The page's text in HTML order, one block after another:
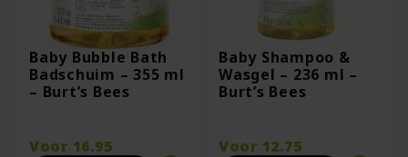
Baby Bubble Bath
Badschuim – 355 ml
– Burt’s Bees
Voor 16.95
Baby Shampoo &
Wasgel – 236 ml –
Burt’s Bees
Voor 12.75